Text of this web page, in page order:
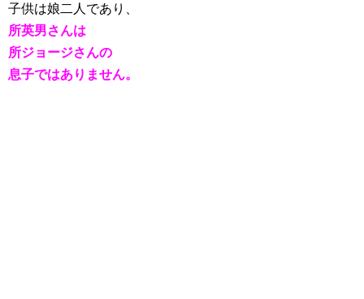
子供は娘二人であり、
所英男さんは
所ジョージさんの
息子ではありません。